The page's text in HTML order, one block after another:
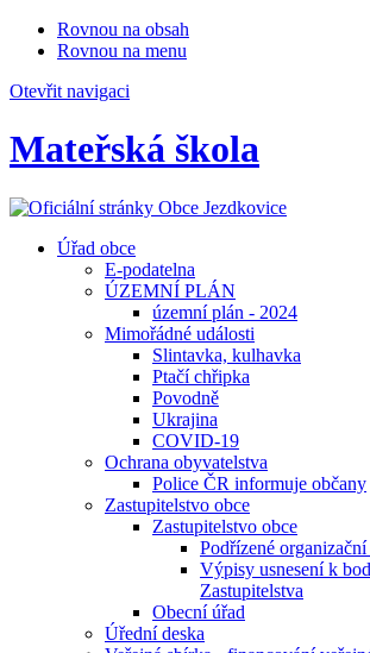
Rovnou na obsah
Rovnou na menu
Otevřit navigaci
Mateřská škola
Úřad obce
E-podatelna
ÚZEMNÍ PLÁN
územní plán - 2024
Mimořádné události
Slintavka, kulhavka
Ptačí chřipka
Povodně
Ukrajina
COVID-19
Ochrana obyvatelstva
Police ČR informuje občany
Zastupitelstvo obce
Zastupitelstvo obce
Podřízené
Výpisy usnesení k
Zastupitelstva
Obecní úřad
Úřední deska